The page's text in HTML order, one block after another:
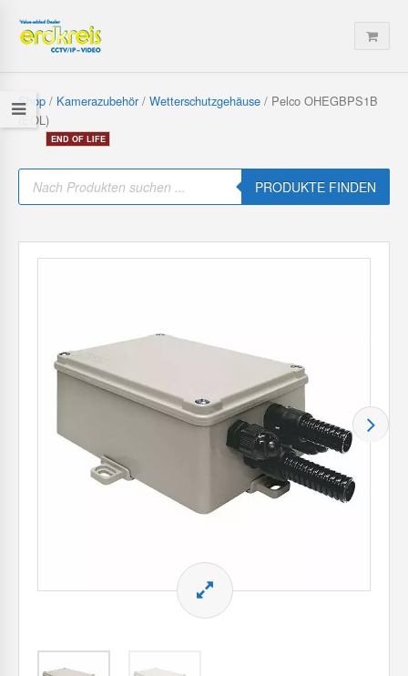
Shop / Kamerazubehör/ Wetterschutzgehäuse / Pelco OHEGBPS1B
(EOL)
P
o
PRODUKTE FINDEN